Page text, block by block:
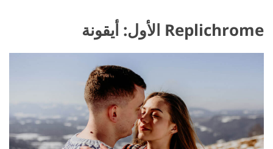
Replichrome الأول: أيقونة